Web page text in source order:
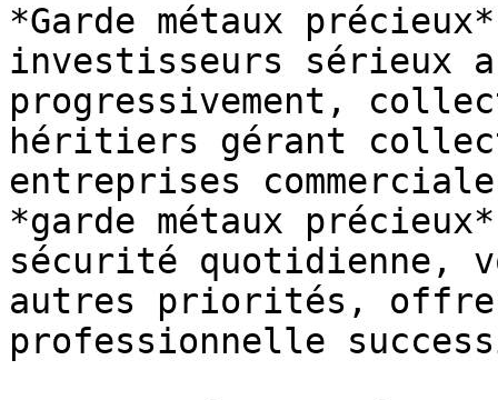
*Garde métaux
investisseurs sérieux
progressivement,
héritiers gérant
entreprises
*garde métaux
sécurité quotidienne,
autres priorités, offre
professionnelle